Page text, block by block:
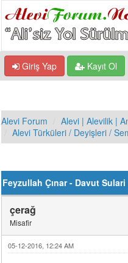
Giriş Yap Kayıt Ol
Alevi Forum
Alevi | Alevilik |
Alevi Türküleri / Deyişleri /
Feyzullah Çınar - Davut
çerağ
Misafir
05-12-2016, 12:24 AM